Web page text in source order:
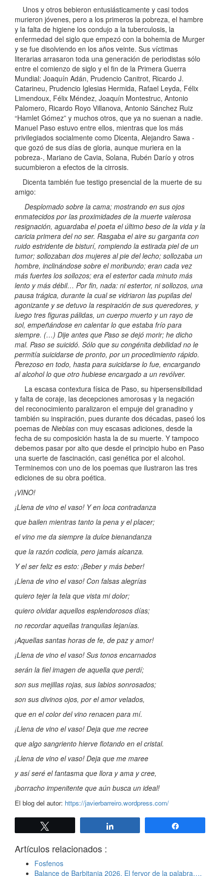
Unos y otros bebieron entusiásticamente y casi todos
murieron jóvenes, pero a los primeros la pobreza, el hambre
y la falta de higiene los condujo a la tuberculosis, la
enfermedad del siglo que empezó con la bohemia de Murger
y se fue disolviendo en los años veinte. Sus víctimas
literarias arrasaron toda una generación de periodistas sólo
entre el comienzo de siglo y el fin de la Primera Guerra
Mundial: Joaquín Adán, Prudencio Canitrot, Ricardo J.
Catarineu, Prudencio Iglesias Hermida, Rafael Leyda, Félix
Limendoux, Félix Méndez, Joaquín Montestruc, Antonio
Palomero, Ricardo Royo Villanova, Antonio Sánchez Ruiz
“Hamlet Gómez” y muchos otros, que ya no suenan a nadie.
Manuel Paso estuvo entre ellos, mientras que los más
privilegiados socialmente como Dicenta, Alejandro Sawa -
que gozó de sus días de gloria, aunque muriera en la
pobreza-, Mariano de Cavia, Solana, Rubén Darío y otros
sucumbieron a efectos de la cirrosis.
Dicenta también fue testigo presencial de la muerte de su
amigo:
Desplomado sobre la cama; mostrando en sus ojos
enmatecidos por las proximidades de la muerte valerosa
resignación, aguardaba el poeta el último beso de la vida y la
caricia primera del no ser. Rasgaba el aire su garganta con
ruido estridente de bisturí, rompiendo la estirada piel de un
tumor; sollozaban dos mujeres al pie del lecho; sollozaba un
hombre, inclinándose sobre el moribundo; eran cada vez
más fuertes los sollozos; era el estertor cada minuto más
lento y más débil… Por fin, nada: ni estertor, ni sollozos, una
pausa trágica, durante la cual se vidriaron las pupilas del
agonizante y se detuvo la respiración de sus queredores, y
luego tres figuras pálidas, un cuerpo muerto y un rayo de
sol, empeñándose en calentar lo que estaba frío para
siempre. (…) Dije antes que Paso se dejó morir; he dicho
mal. Paso se suicidó. Sólo que su congénita debilidad no le
permitía suicidarse de pronto, por un procedimiento rápido.
Perezoso en todo, hasta para suicidarse lo fue, encargando
al alcohol lo que otro hubiese encargado a un revólver.
La escasa contextura física de Paso, su hipersensibilidad
y falta de coraje, las decepciones amorosas y la negación
del reconocimiento paralizaron el empuje del granadino y
también su inspiración, pues durante dos décadas, paseó los
poemas de Nieblas con muy escasas adiciones, desde la
fecha de su composición hasta la de su muerte. Y tampoco
debemos pasar por alto que desde el principio hubo en Paso
una suerte de fascinación, casi genética por el alcohol.
Terminemos con uno de los poemas que ilustraron las tres
ediciones de su obra poética.
¡VINO!
¡Llena de vino el vaso! Y en loca contradanza
que bailen mientras tanto la pena y el placer;
el vino me da siempre la dulce bienandanza
que la razón codicia, pero jamás alcanza.
Y el ser feliz es esto: ¡Beber y más beber!
¡Llena de vino el vaso! Con falsas alegrías
quiero tejer la tela que vista mi dolor;
quiero olvidar aquellos esplendorosos días;
no recordar aquellas tranquilas lejanías.
¡Aquellas santas horas de fe, de paz y amor!
¡Llena de vino el vaso! Sus tonos encarnados
serán la fiel imagen de aquella que perdí;
son sus mejillas rojas, sus labios sonrosados;
son sus divinos ojos, por el amor velados,
que en el color del vino renacen para mí.
¡Llena de vino el vaso! Deja que me recree
que algo sangriento hierve flotando en el cristal.
¡Llena de vino el vaso! Deja que me maree
y así seré el fantasma que llora y ama y cree,
¡borracho impenitente que aún busca un ideal!
El blog del autor: https://javierbarreiro.wordpress.com/
Artículos relacionados :
Fosfenos
Balance de Barbitania 2026. El fervor de la palabra….